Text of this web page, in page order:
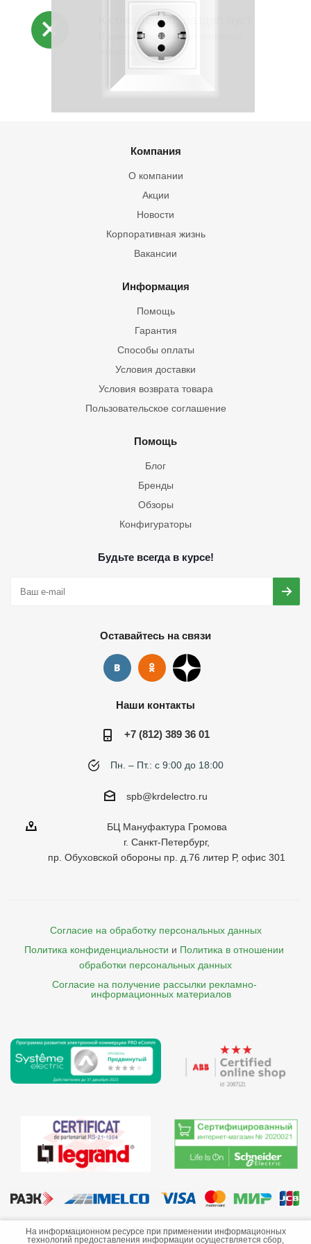
К сожалению, раздел пуст
В данный момент нет активных
Компания
О компании
Акции
Новости
Корпоративная жизнь
Вакансии
Информация
Помощь
Гарантия
Способы оплаты
Условия доставки
Условия возврата товара
Пользовательское соглашение
Помощь
Блог
Бренды
Обзоры
Конфигураторы
Будьте всегда в курсе!
Оставайтесь на связи
Наши контакты
+7 (812) 389 36 01
Пн. – Пт.: с 9:00 до 18:00
spb@krdelectro.ru
БЦ Мануфактура Громова
г. Санкт-Петербург,
пр. Обуховской обороны пр. д.76 литер Р, офис 301
Согласие на обработку персональных данных
Политика конфиденциальности и Политика в отношении
обработки персональных данных
Согласие на получение рассылки рекламно-
    информационных материалов
©2013-2026 ООО «Краснодарэлектро»
На информационном ресурсе при применении информационных
технологий предоставления информации осуществляется сбор,